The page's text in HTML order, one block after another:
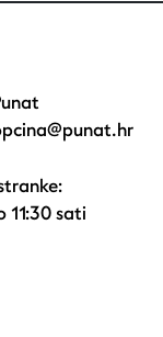
11:30 sati